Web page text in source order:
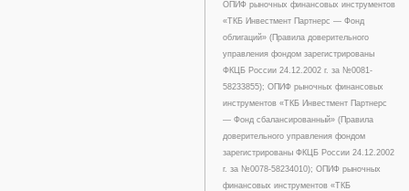
ОПИФ рыночных финансовых инструментов
«ТКБ Инвестмент Партнерс — Фонд
облигаций» (Правила доверительного
управления фондом зарегистрированы
ФКЦБ России 24.12.2002 г. за №0081-
58233855); ОПИФ рыночных финансовых
инструментов «ТКБ Инвестмент Партнерс
— Фонд сбалансированный» (Правила
доверительного управления фондом
зарегистрированы ФКЦБ России 24.12.2002
г. за №0078-58234010); ОПИФ рыночных
финансовых инструментов «ТКБ